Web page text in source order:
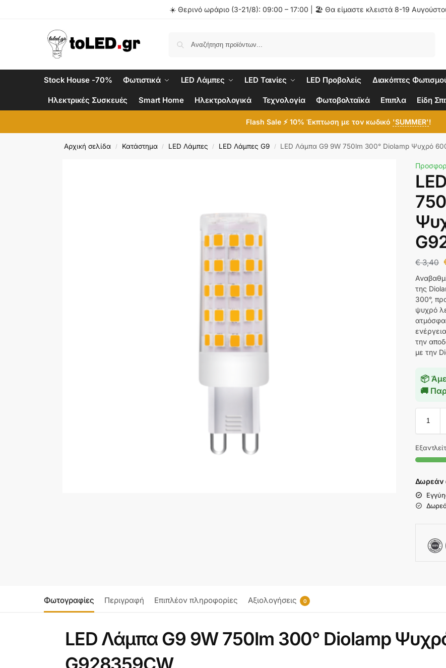
☀️ Θερινό ωράριο (3-21/8): 09:00 – 17:00 | 🏖️ Θα είμαστε κλειστά 8-19
Stock House -70% Φωτιστικά LED Λάμπες LED Ταινίες LED Προβολείς Διακόπτες
Ηλεκτρικές Συσκευές Smart Home Ηλεκτρολογικά Τεχνολογία Φωτοβολταϊκά Επιπλα Είδη
Flash Sale ⚡ 10% Έκπτωση με τον κωδικό 'SUMMER'!
Αρχική σελίδα / Κατάστημα / LED Λάμπες / LED Λάμπες G9 / LED Λάμπα G9 9W 750lm 300° Diolamp Ψυχρό
€3,40
της
300°,
ψυχρό
την
με την
📦
🚚
Δωρεάν
Φωτογραφίες Περιγραφή Επιπλέον πληροφορίες Αξιολογήσεις 0
LED Λάμπα G9 9W 750lm 300° Diolamp